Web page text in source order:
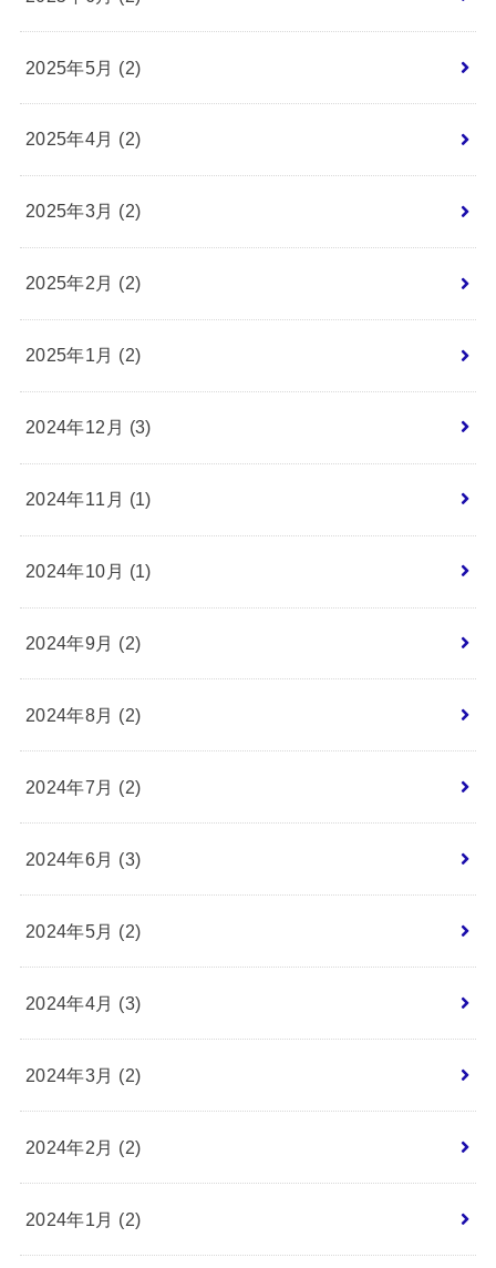
2025年5月 (2)
2025年4月 (2)
2025年3月 (2)
2025年2月 (2)
2025年1月 (2)
2024年12月 (3)
2024年11月 (1)
2024年10月 (1)
2024年9月 (2)
2024年8月 (2)
2024年7月 (2)
2024年6月 (3)
2024年5月 (2)
2024年4月 (3)
2024年3月 (2)
2024年2月 (2)
2024年1月 (2)